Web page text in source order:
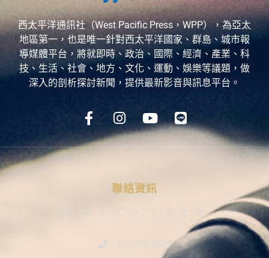
西太平洋通訊社（West Pacific Press，WPP），為亞太
地區第一，也是唯一針對西太平洋國家、群島、城市報
導媒體平台，將就即時、政治、國際、經濟、產業、科
技、生活、社會、地方、文化、運動、娛樂等議題，做
深入的剖析探討新聞，提供最新影音與訊息平台。
聯絡資訊
9：30-12：00；13：30-18：00
02-2570-5439